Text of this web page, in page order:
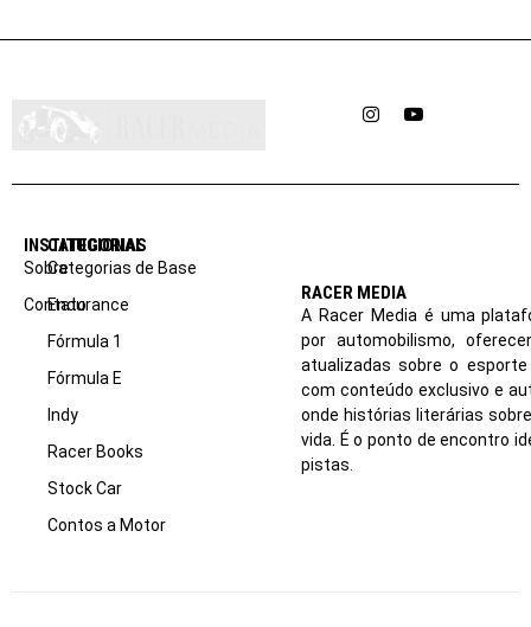
InstagramYouTube
INSTITUCIONAL
Sobre
Contato
CATEGORIAS
Categorias de Base
Endurance
Fórmula 1
Fórmula E
Indy
Racer Books
Stock Car
Contos a Motor
RACER MEDIA
A Racer Media é uma
por automobilismo,
atualizadas sobre o
com conteúdo exclusivo e
onde histórias literárias
vida. É o ponto de encontro
pistas.